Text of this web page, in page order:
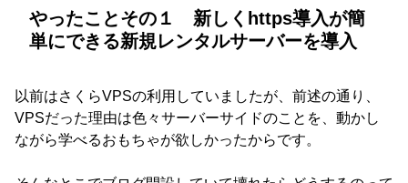
やったことその１ 新しくhttps導入が簡
単にできる新規レンタルサーバーを導入
以前はさくらVPSの利用していましたが、前述の通り、
VPSだった理由は色々サーバーサイドのことを、動かし
ながら学べるおもちゃが欲しかったからです。